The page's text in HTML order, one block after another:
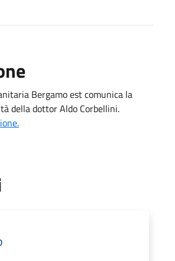
Bergamo est comunica la
della dottor Aldo Corbellini.